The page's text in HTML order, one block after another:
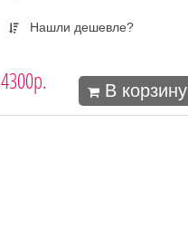
Нашли дешевле?
4300р. В корзину